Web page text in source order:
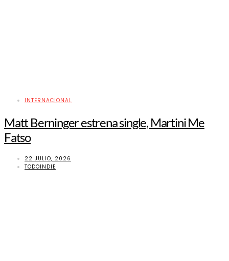
INTERNACIONAL
Matt Berninger estrena single, Martini Me
Fatso
22 JULIO, 2026
TODOINDIE